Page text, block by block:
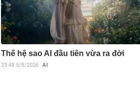
Thế hệ sao AI đầu tiên vừa ra đời
23:48 5/8/2026 AI